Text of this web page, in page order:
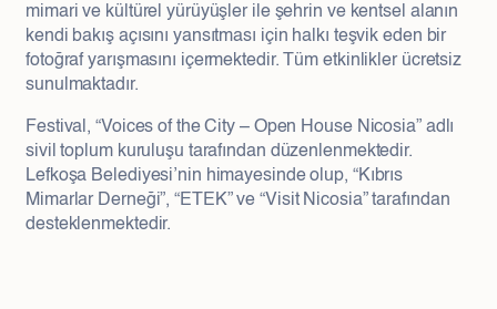
mimari ve kültürel yürüyüşler ile şehrin ve kentsel alanın
kendi bakış açısını yansıtması için halkı teşvik eden bir
fotoğraf yarışmasını içermektedir. Tüm etkinlikler ücretsiz
sunulmaktadır.
Festival, “Voices of the City – Open House Nicosia” adlı
sivil toplum kuruluşu tarafından düzenlenmektedir.
Lefkoşa Belediyesi’nin himayesinde olup, “Kıbrıs
Mimarlar Derneği”, “ETEK” ve “Visit Nicosia” tarafından
desteklenmektedir.